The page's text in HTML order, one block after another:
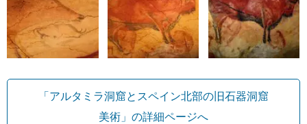
「アルタミラ洞窟とスペイン北部の旧石器洞窟
美術」の詳細ページへ